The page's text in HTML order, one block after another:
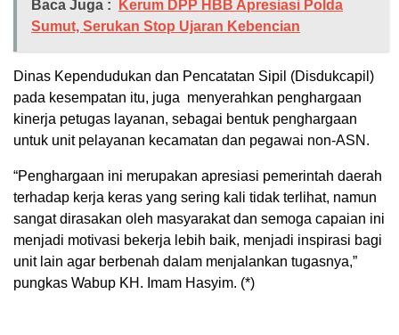
Baca Juga :
Kerum DPP HBB Apresiasi Polda
Sumut, Serukan Stop Ujaran Kebencian
Dinas Kependudukan dan Pencatatan Sipil (Disdukcapil)
pada kesempatan itu, juga menyerahkan penghargaan
kinerja petugas layanan, sebagai bentuk penghargaan
untuk unit pelayanan kecamatan dan pegawai non-ASN.
“Penghargaan ini merupakan apresiasi pemerintah daerah
terhadap kerja keras yang sering kali tidak terlihat, namun
sangat dirasakan oleh masyarakat dan semoga capaian ini
menjadi motivasi bekerja lebih baik, menjadi inspirasi bagi
unit lain agar berbenah dalam menjalankan tugasnya,”
pungkas Wabup KH. Imam Hasyim. (*)